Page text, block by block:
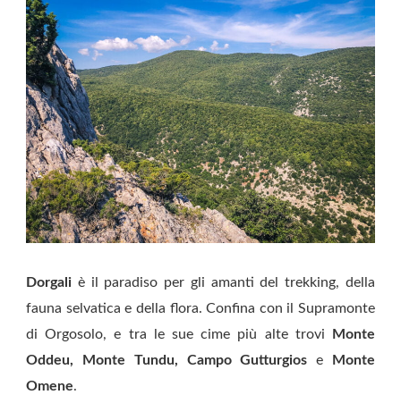
Dorgali è il paradiso per gli amanti del trekking, della
fauna selvatica e della flora. Confina con il Supramonte
di Orgosolo, e tra le sue cime più alte trovi
Monte
Oddeu, Monte Tundu, Campo
Gutturgios e Monte
Omene.